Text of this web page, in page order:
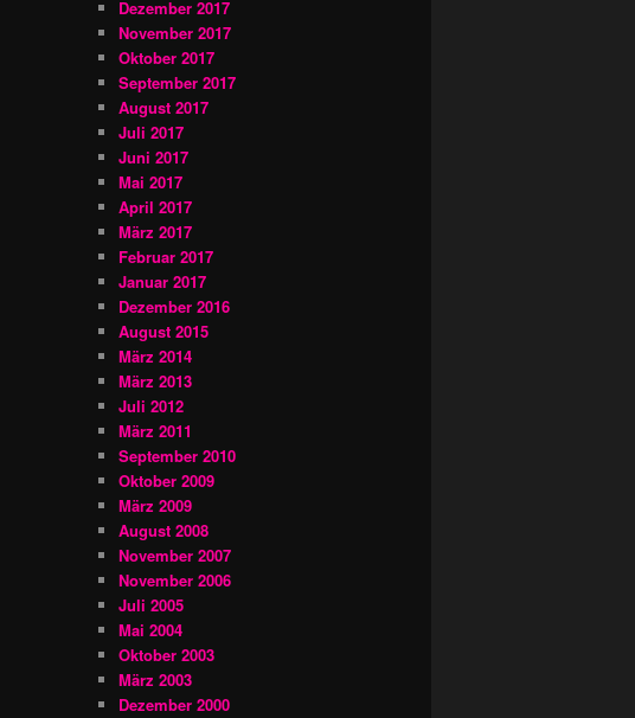
Dezember 2017
November 2017
Oktober 2017
September 2017
August 2017
Juli 2017
Juni 2017
Mai 2017
April 2017
März 2017
Februar 2017
Januar 2017
Dezember 2016
August 2015
März 2014
März 2013
Juli 2012
März 2011
September 2010
Oktober 2009
März 2009
August 2008
November 2007
November 2006
Juli 2005
Mai 2004
Oktober 2003
März 2003
Dezember 2000